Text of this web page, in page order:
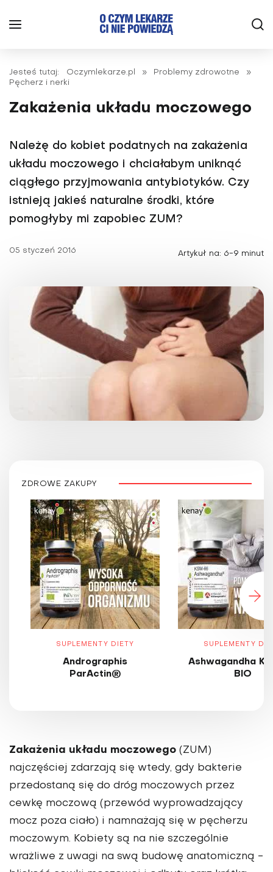
Jesteś tutaj: Oczymlekarze.pl » Problemy zdrowotne
»
Pęcherz i nerki
Zakażenia układu moczowego
Należę do kobiet podatnych na zakażenia
układu moczowego i chciałabym uniknąć
ciągłego przyjmowania antybiotyków. Czy
istnieją jakieś naturalne środki, które
pomogłyby mi zapobiec ZUM?
05 styczeń 2016 Artykuł na: 6-9 minut
ZDROWE ZAKUPY
SUPLEMENTY DIETY
Andrographis
ParActin®
SUPLEMENTY
Ashwagandha
BIO
Zakażenia układu moczowego (ZUM)
najczęściej zdarzają się wtedy, gdy bakterie
przedostaną się do dróg moczowych przez
cewkę moczową (przewód wyprowadzający
mocz poza ciało) i namnażają się w pęcherzu
moczowym. Kobiety są na nie szczególnie
wrażliwe z uwagi na swą budowę anatomiczną -